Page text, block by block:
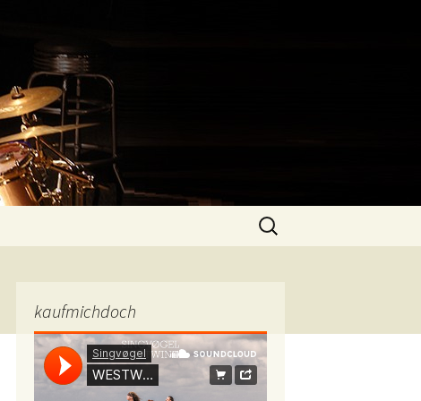
Suchen
nach:
kaufmichdoch